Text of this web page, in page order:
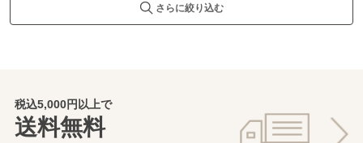
さらに絞り込む
税込5,000円以上で
送料無料